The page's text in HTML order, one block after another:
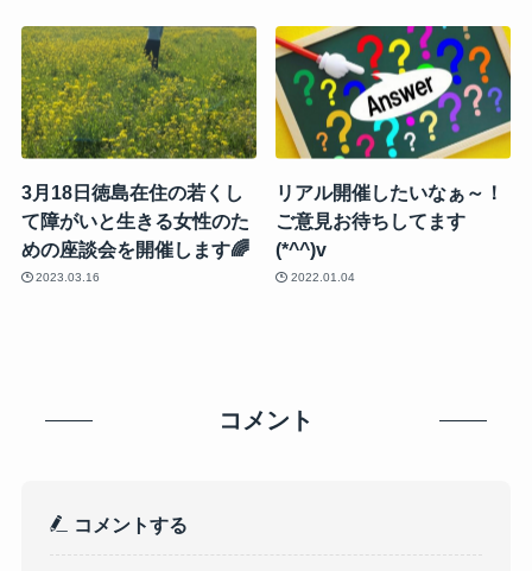
3月18日徳島在住の若くし
て障がいと生きる女性のた
めの座談会を開催します🌈
2023.03.16
リアル開催したいなぁ～！
ご意見お待ちしてます
(*^^)v
2022.01.04
コメント
コメントする